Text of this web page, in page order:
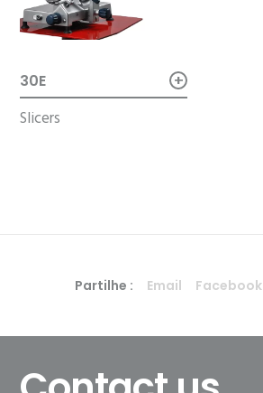
30E +
Slicers
Partilhe : Email Facebook